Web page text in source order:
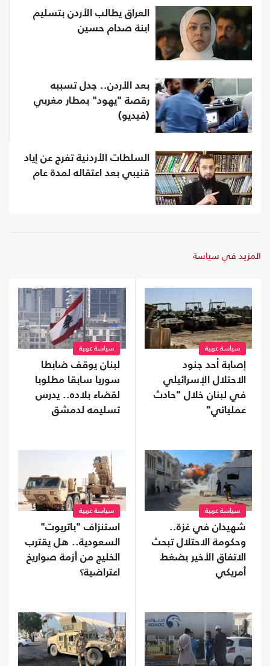
العراق يطالب الأردن بتسليم
ابنة صدام حسين
بعد الأردن.. جدل تسببه
رقصة "يهود" بمطار مغربي
(فيديو)
السلطات الأردنية تفرج عن إياد
قنيبي بعد اعتقاله لمدة عام
المزيد في سياسة
سياسة عربية
إصابة أحد جنود
الاحتلال الإسرائيلي
في لبنان خلال "حادث
عملياتي"
سياسة عربية
لبنان يوقف ضابطا
سوريا سابقا مطلوبا
لقضاء بلاده.. يدرس
تسليمه لدمشق
سياسة عربية
شهيدان في غزة..
وحكومة الاحتلال تبحث
الاتفاق الأخير بضغط
أمريكي
سياسة عربية
استنزاف "باتريوت"
السعودية.. هل يقترب
الخليج من أزمة صواريخ
اعتراضية؟